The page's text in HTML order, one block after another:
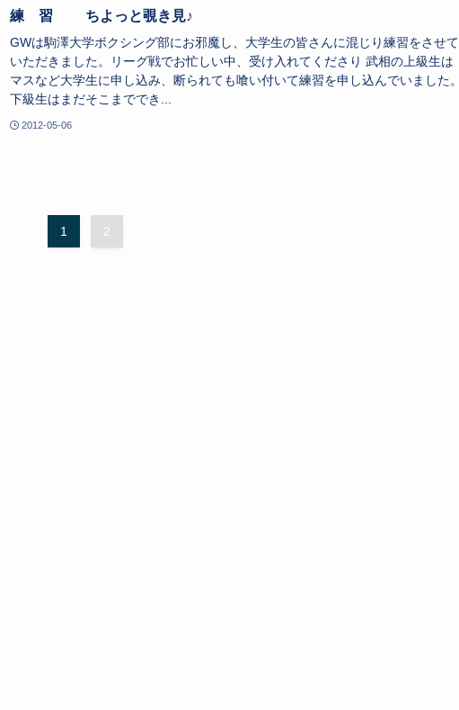
練 習 ちよっと覗き見♪
GWは駒澤大学ボクシング部にお邪魔し、大学生の皆さんに混じり練習をさせて
いただきました。リーグ戦でお忙しい中、受け入れてくださり 武相の上級生は
マスなど大学生に申し込み、断られても喰い付いて練習を申し込んでいました。
下級生はまだそこまででき...
2012-05-06
1 2